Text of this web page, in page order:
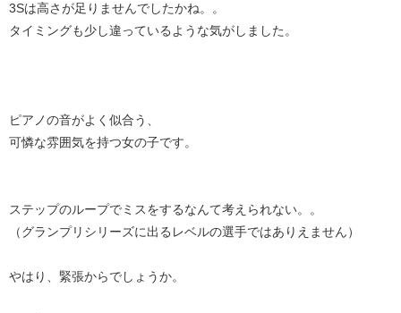
3Sは高さが足りませんでしたかね。。
タイミングも少し違っているような気がしました。
ピアノの音がよく似合う、
可憐な雰囲気を持つ女の子です。
ステップのループでミスをするなんて考えられない。。
（グランプリシリーズに出るレベルの選手ではありえません）
やはり、緊張からでしょうか。